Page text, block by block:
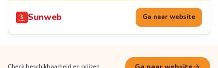
Sunweb Ga naar website
Check beschikbaarheid en prijzen